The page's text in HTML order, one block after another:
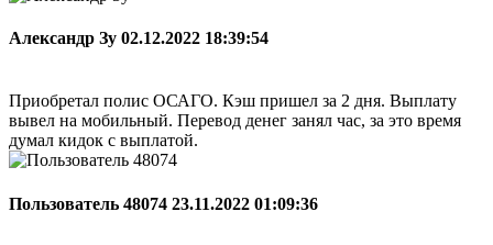
Александр Зу 02.12.2022 18:39:54
Приобретал полис ОСАГО. Кэш пришел за 2 дня. Выплату
вывел на мобильный. Перевод денег занял час, за это время
думал кидок с выплатой.
Пользователь 48074 23.11.2022 01:09:36